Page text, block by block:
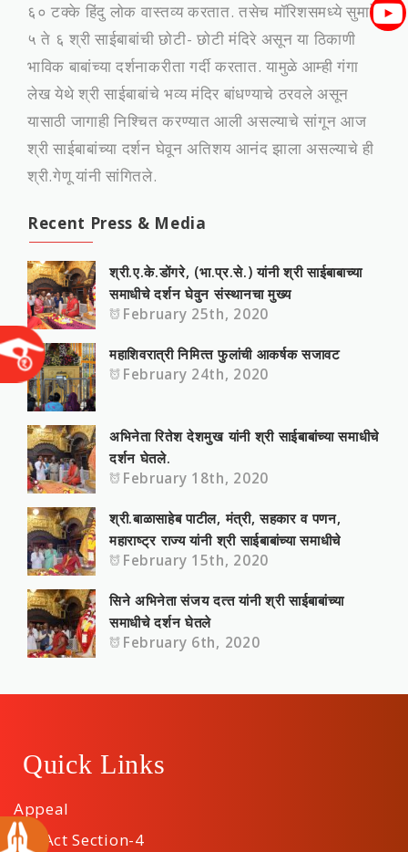
६० टक्‍के हिंदु लोक वास्‍तव्‍य करतात. तसेच मॉरिशसमध्‍ये सुमारे
५ ते ६ श्री साईबाबांची छोटी- छोटी मंदिरे असून या‍ ठिकाणी
भाविक बाबांच्‍या दर्शनाकरीता गर्दी करतात. यामुळे आम्‍ही गंगा
लेख येथे श्री साईबाबांचे भव्‍य मंदिर बांधण्‍याचे ठरवले असून
यासाठी जागाही निश्चित करण्‍यात आली असल्‍याचे सांगून आज
श्री साईबाबांच्‍या दर्शन घेवून अतिशय आनंद झाला असल्‍याचे ही
श्री.गेणू यांनी सांगितले.
Recent Press & Media
श्री.ए.के.डोंगरे, (भा.प्र.से.) यांनी श्री साईबाबाच्या
समाधीचे दर्शन घेवुन संस्‍थानचा मुख्‍य
February 25th, 2020
महाशिवरात्री निमित्‍त फुलांची आकर्षक सजावट
February 24th, 2020
अभिनेता रितेश देशमुख यांनी श्री साईबाबांच्या समाधीचे
दर्शन घेतले.
February 18th, 2020
श्री.बाळासाहे‍ब पाटील, मंत्री, सहकार व पणन,
महाराष्‍ट्र राज्‍य यांनी श्री साईबाबांच्या समाधीचे
February 15th, 2020
सिने अभिनेता संजय दत्‍त यांनी श्री साईबाबांच्या
समाधीचे दर्शन घेतले
February 6th, 2020
Quick Links
Appeal
RTI Act Section-4